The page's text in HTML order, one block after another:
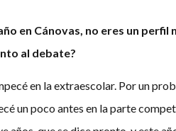
en Cánovas, no eres un perfil
al debate?
en la extraescolar. Por un
un poco antes en la parte